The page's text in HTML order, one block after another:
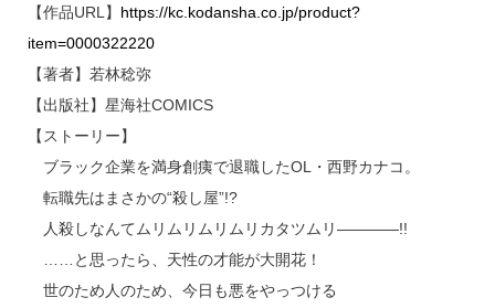
【作品URL】 https://kc.kodansha.co.jp/product?
item=0000322220
【著者】若林稔弥
【出版社】星海社COMICS
【ストーリー】
ブラック企業を満身創痍で退職したOL・西野カナコ。
転職先はまさかの“殺し屋”!?
人殺しなんてムリムリムリムリカタツムリ――――!!
……と思ったら、天性の才能が大開花！
世のため人のため、今日も悪をやっつける